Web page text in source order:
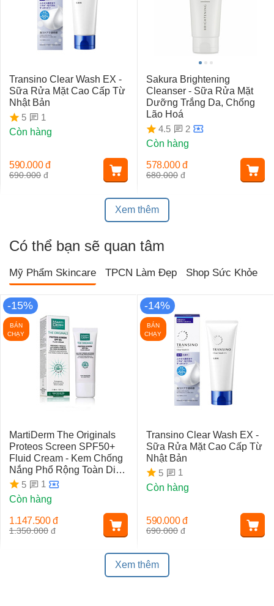
Transino Clear Wash EX -
Sữa Rửa Mặt Cao Cấp Từ
Nhật Bản
5
1
Còn hàng
690.000 đ
590.000 đ
Sakura Brightening
Cleanser - Sữa Rửa Mặt
Dưỡng Trắng Da, Chống
Lão Hoá
4.5
2
Còn hàng
680.000 đ
578.000 đ
Xem thêm
Có thể bạn sẽ quan tâm
Mỹ Phẩm Skincare TPCN Làm Đẹp Shop Sức Khỏe
-15%
BÁN
CHẠY
MartiDerm The Originals
Proteos Screen SPF50+
Fluid Cream - Kem Chống
Nắng Phổ Rộng Toàn Diện
Ngừa Lão Hóa, Nám Da
5
1
Còn hàng
1.350.000 đ
1.147.500 đ
-14%
BÁN
CHẠY
Transino Clear Wash EX -
Sữa Rửa Mặt Cao Cấp Từ
Nhật Bản
5
1
Còn hàng
690.000 đ
590.000 đ
Xem thêm